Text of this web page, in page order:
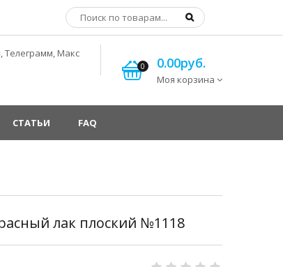
Телеграмм, Макс
0 0.00руб.
Моя корзина
СТАТЬИ FAQ
лак плоский №1118